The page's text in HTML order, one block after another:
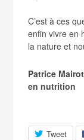
C’est à ces
enfin vivre en
la nature et
Patrice
en nutrition
Tweet